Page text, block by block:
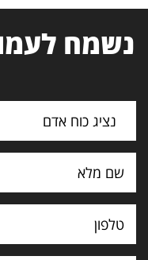
נשמח
נציג כוח אדם